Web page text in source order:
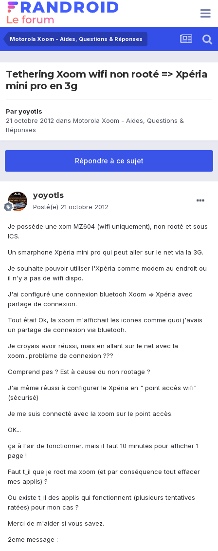
Motorola Xoom - Aides, Questions & Réponses
Tethering Xoom wifi non rooté => Xpéria
mini pro en 3g
Paryoyotls
21 octobre 2012 dans Motorola Xoom - Aides, Questions &
Réponses
Répondre à ce sujet
yoyotls
Posté(e) 21 octobre 2012
Je possède une xom MZ604 (wifi uniquement), non rooté et sous
ICS.
Un smarphone Xpéria mini pro qui peut aller sur le net via la 3G.
Je souhaite pouvoir utiliser l'Xpéria comme modem au endroit ou
il n'y a pas de wifi dispo.
J'ai configuré une connexion bluetooh Xoom => Xpéria avec
partage de connexion.
Tout était Ok, la xoom m'affichait les icones comme quoi j'avais
un partage de connexion via bluetooh.
Je croyais avoir réussi, mais en allant sur le net avec la
xoom...problème de connexion ???
Comprend pas ? Est à cause du non rootage ?
J'ai même réussi à configurer le Xpéria en " point accès wifi"
(sécurisé)
Je me suis connecté avec la xoom sur le point accès.
OK...
ça à l'air de fonctionner, mais il faut 10 minutes pour afficher 1
page !
Faut t_il que je root ma xoom (et par conséquence tout effacer
mes applis) ?
Ou existe t_il des applis qui fonctionnent (plusieurs tentatives
ratées) pour mon cas ?
Merci de m'aider si vous savez.
2eme message :